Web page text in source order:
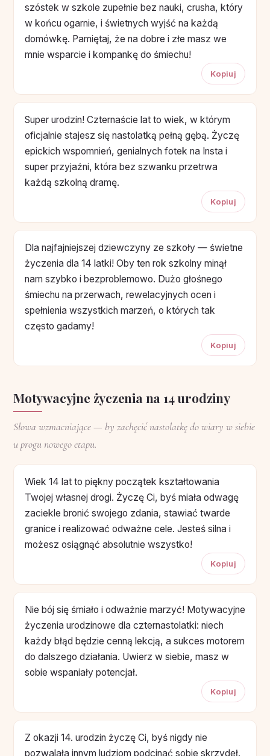
szóstek w szkole zupełnie bez nauki, crusha, który
w końcu ogarnie, i świetnych wyjść na każdą
domówkę. Pamiętaj, że na dobre i złe masz we
mnie wsparcie i kompankę do śmiechu!
Kopiuj
Super urodzin! Czternaście lat to wiek, w którym
oficjalnie stajesz się nastolatką pełną gębą. Życzę
epickich wspomnień, genialnych fotek na Insta i
super przyjaźni, która bez szwanku przetrwa
każdą szkolną dramę.
Kopiuj
Dla najfajniejszej dziewczyny ze szkoły — świetne
życzenia dla 14 latki! Oby ten rok szkolny minął
nam szybko i bezproblemowo. Dużo głośnego
śmiechu na przerwach, rewelacyjnych ocen i
spełnienia wszystkich marzeń, o których tak
często gadamy!
Kopiuj
Motywacyjne życzenia na 14 urodziny
Słowa wzmacniające — by zachęcić nastolatkę do wiary w siebie
u progu nowego etapu.
Wiek 14 lat to piękny początek kształtowania
Twojej własnej drogi. Życzę Ci, byś miała odwagę
zaciekle bronić swojego zdania, stawiać twarde
granice i realizować odważne cele. Jesteś silna i
możesz osiągnąć absolutnie wszystko!
Kopiuj
Nie bój się śmiało i odważnie marzyć! Motywacyjne
życzenia urodzinowe dla czternastolatki: niech
każdy błąd będzie cenną lekcją, a sukces motorem
do dalszego działania. Uwierz w siebie, masz w
sobie wspaniały potencjał.
Kopiuj
Z okazji 14. urodzin życzę Ci, byś nigdy nie
pozwalała innym ludziom podcinać sobie skrzydeł.